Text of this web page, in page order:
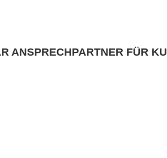
ANSPRECHPARTNER FÜR